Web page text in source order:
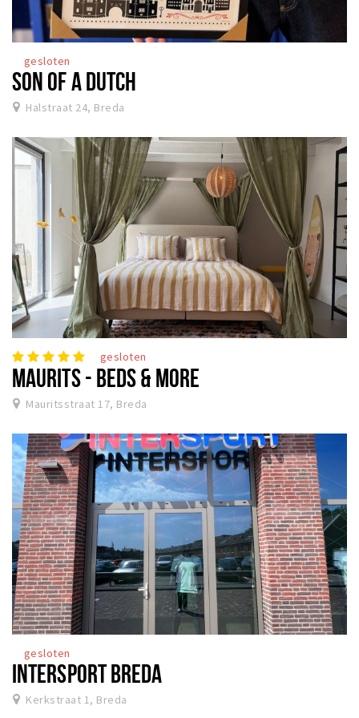
gesloten
SON OF A DUTCH
Halstraat 24, Breda
gesloten
MAURITS - BEDS & MORE
Mauritsstraat 17, Breda
gesloten
INTERSPORT BREDA
Kerkstraat 1, Breda